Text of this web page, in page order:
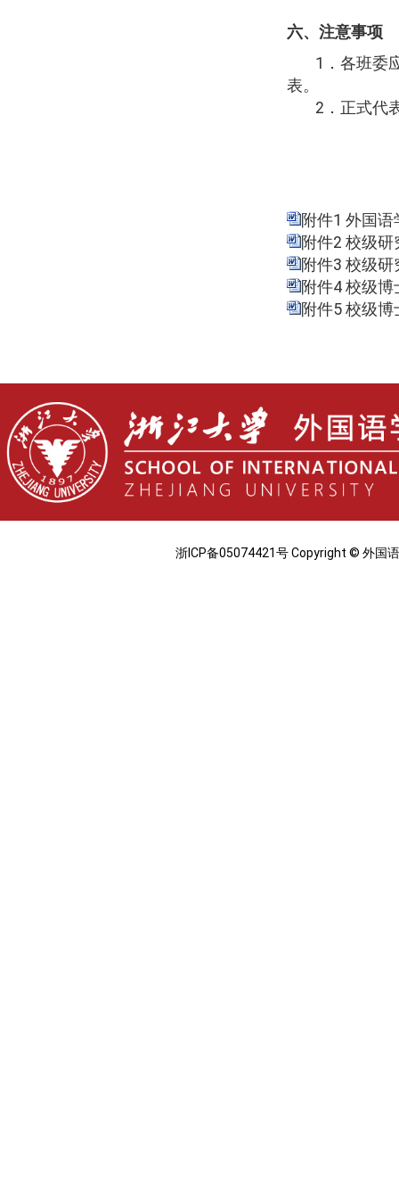
六、注意事项
1 ．各班
表。
2 ．正式
附件1 外国
附件2 校级
附件3 校级
附件4 校级
附件5 校级
浙ICP备05074421号 Copyright © 外国